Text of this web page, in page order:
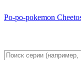
Po-po-pokemon